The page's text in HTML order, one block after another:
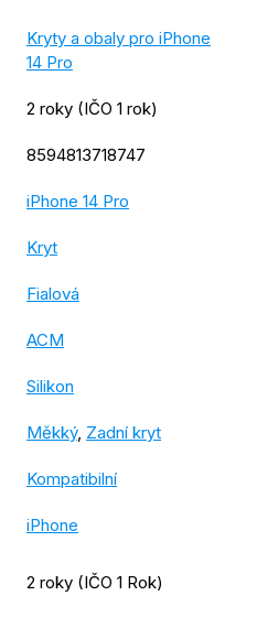
Kryty a obaly pro iPhone
14 Pro
2 roky (IČO 1 rok)
8594813718747
iPhone 14 Pro
Kryt
Fialová
ACM
Silikon
Měkký, Zadní kryt
Kompatibilní
iPhone
2 roky (IČO 1 Rok)